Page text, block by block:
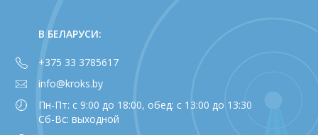
В БЕЛАРУСИ:
+375 33 3785617
info@kroks.by
Пн-Пт: с 9:00 до 18:00, обед: с 13:00 до 13:30
Сб-Вс: выходной